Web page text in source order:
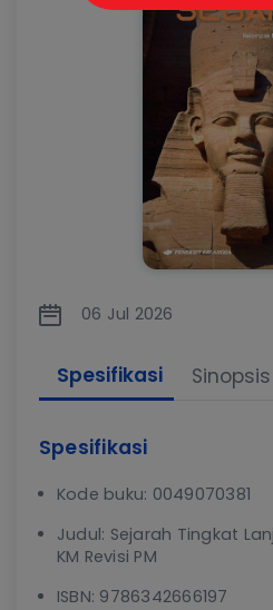
06 Jul 2026
Spesifikasi Sinopsis
Spesifikasi
Kode buku: 0049070381
Judul: Sejarah Tingkat
KM Revisi PM
ISBN: 9786342666197